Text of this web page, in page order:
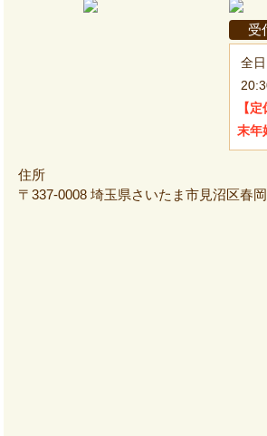
受
全日
【定
末年
住所
〒337-0008 埼玉県さいたま市見沼区春